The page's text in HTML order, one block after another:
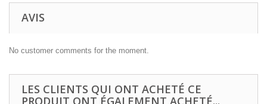
AVIS
No customer comments for the moment.
LES CLIENTS QUI ONT ACHETÉ CE
PRODUIT ONT ÉGALEMENT ACHETÉ...